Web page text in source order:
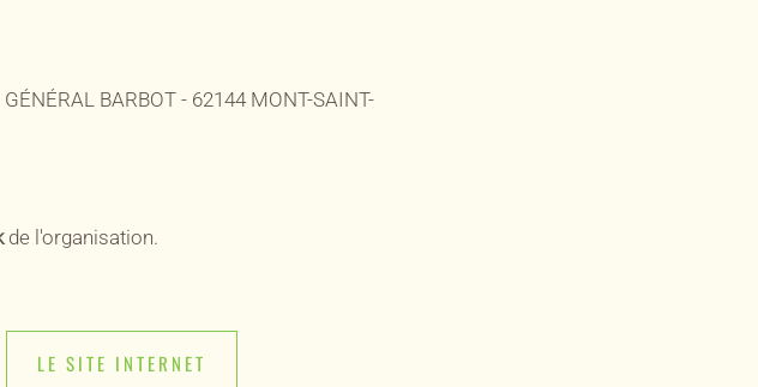
BARBOT - 62144 MONT-SAINT-
de l'organisation.
LE SITE INTERNET